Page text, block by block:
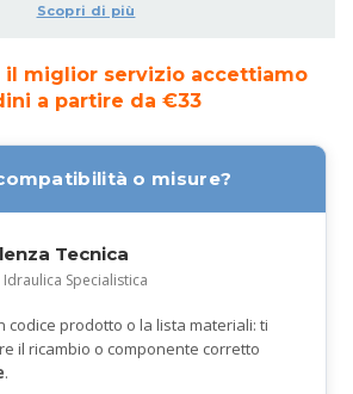
il miglior servizio accettiamo
a partire da €33
o misure?
Tecnica
Specialistica
codice prodotto o la lista materiali: ti
il ricambio o componente corretto
.
Scopri di più